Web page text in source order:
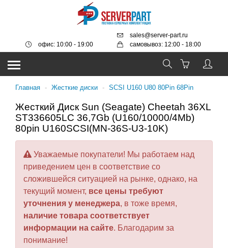
sales@server-part.ru
самовывоз: 12:00 - 18:00
офис: 10:00 - 19:00
Главная - Жесткие диски - SCSI U160 U80 80Pin 68Pin
Жесткий Диск Sun (Seagate) Cheetah 36XL
ST336605LC 36,7Gb (U160/10000/4Mb)
80pin U160SCSI(MN-36S-U3-10K)
Уважаемые покупатели! Мы работаем над
приведением цен в соответствие со
сложившейся ситуацией на рынке, однако, на
текущий момент, все цены требуют
уточнения у менеджера, в тоже время,
наличие товара соответствует
информации на сайте. Благодарим за
понимание!